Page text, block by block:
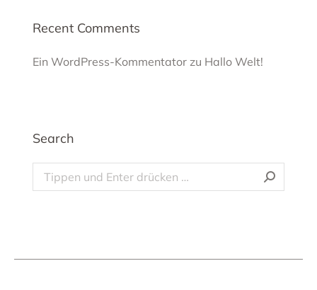
Recent Comments
Ein WordPress-Kommentator zu Hallo Welt!
Search
Search: